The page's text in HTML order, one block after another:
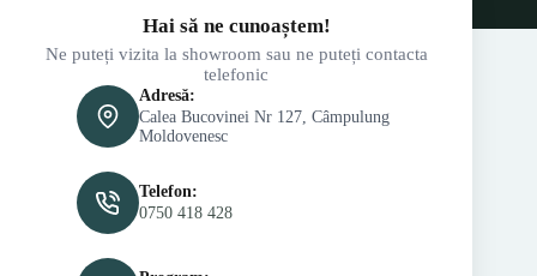
Hai să ne cunoaștem!
Ne puteți vizita la showroom sau ne puteți contacta
telefonic
Adresă:
Calea Bucovinei Nr 127, Câmpulung
Moldovenesc
Telefon:
0750 418 428